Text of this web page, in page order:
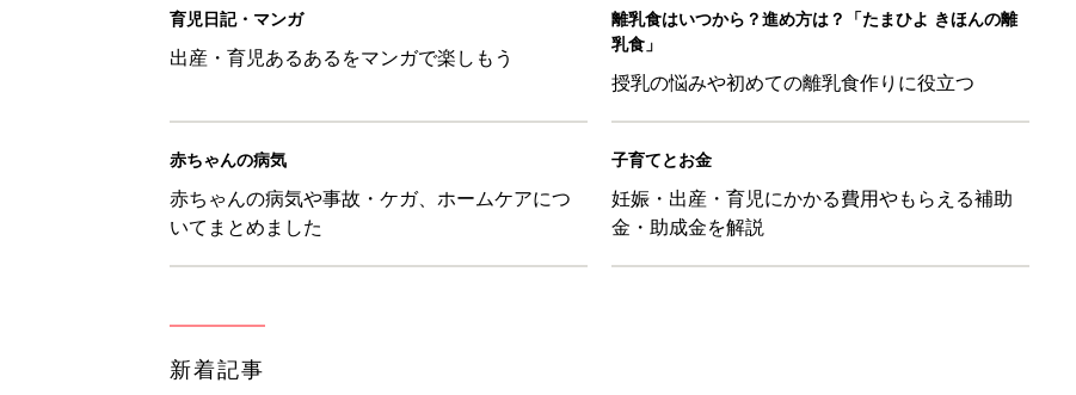
育児日記・マンガ
出産・育児あるあるをマンガで楽しもう
離乳食はいつから？進め方は？「たまひよ きほんの離
乳食」
授乳の悩みや初めての離乳食作りに役立つ
赤ちゃんの病気
赤ちゃんの病気や事故・ケガ、ホームケアにつ
いてまとめました
子育てとお金
妊娠・出産・育児にかかる費用やもらえる補助
金・助成金を解説
新着記事